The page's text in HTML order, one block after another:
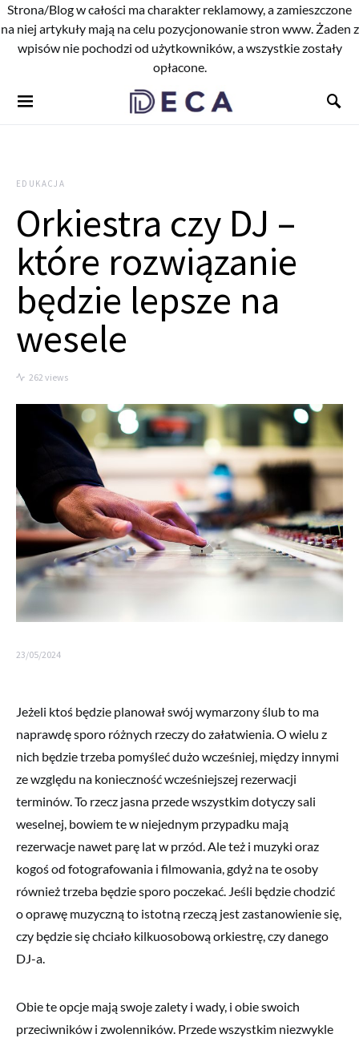
Strona/Blog w całości ma charakter reklamowy, a zamieszczone
na niej artykuły mają na celu pozycjonowanie stron www. Żaden z
wpisów nie pochodzi od użytkowników, a wszystkie zostały
opłacone.
EDUKACJA
Orkiestra czy DJ –
które rozwiązanie
będzie lepsze na
wesele
262 views
23/05/2024
Jeżeli ktoś będzie planował swój wymarzony ślub to ma
naprawdę sporo różnych rzeczy do załatwienia. O wielu z
nich będzie trzeba pomyśleć dużo wcześniej, między innymi
ze względu na konieczność wcześniejszej rezerwacji
terminów. To rzecz jasna przede wszystkim dotyczy sali
weselnej, bowiem te w niejednym przypadku mają
rezerwacje nawet parę lat w przód. Ale też i muzyki oraz
kogoś od fotografowania i filmowania, gdyż na te osoby
również trzeba będzie sporo poczekać. Jeśli będzie chodzić
o oprawę muzyczną to istotną rzeczą jest zastanowienie się,
czy będzie się chciało kilkuosobową orkiestrę, czy danego
DJ-a.
Obie te opcje mają swoje zalety i wady, i obie swoich
przeciwników i zwolenników. Przede wszystkim niezwykle